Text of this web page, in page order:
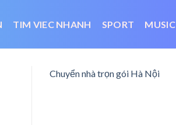
TIM VIEC NHANH SPORT MUSIC
Chuyển nhà trọn gói Hà Nội